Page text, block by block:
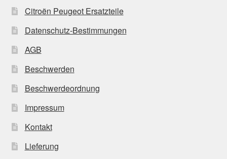
Citroën Peugeot Ersatzteile
Datenschutz-Bestimmungen
AGB
Beschwerden
Beschwerdeordnung
Impressum
Kontakt
Lieferung